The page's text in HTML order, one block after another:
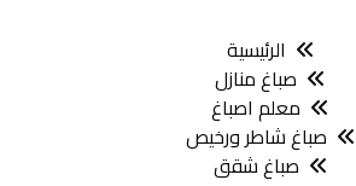
الرئيسية
صباغ منازل
معلم اصباغ
صباغ شاطر ورخيص
صباغ شقق